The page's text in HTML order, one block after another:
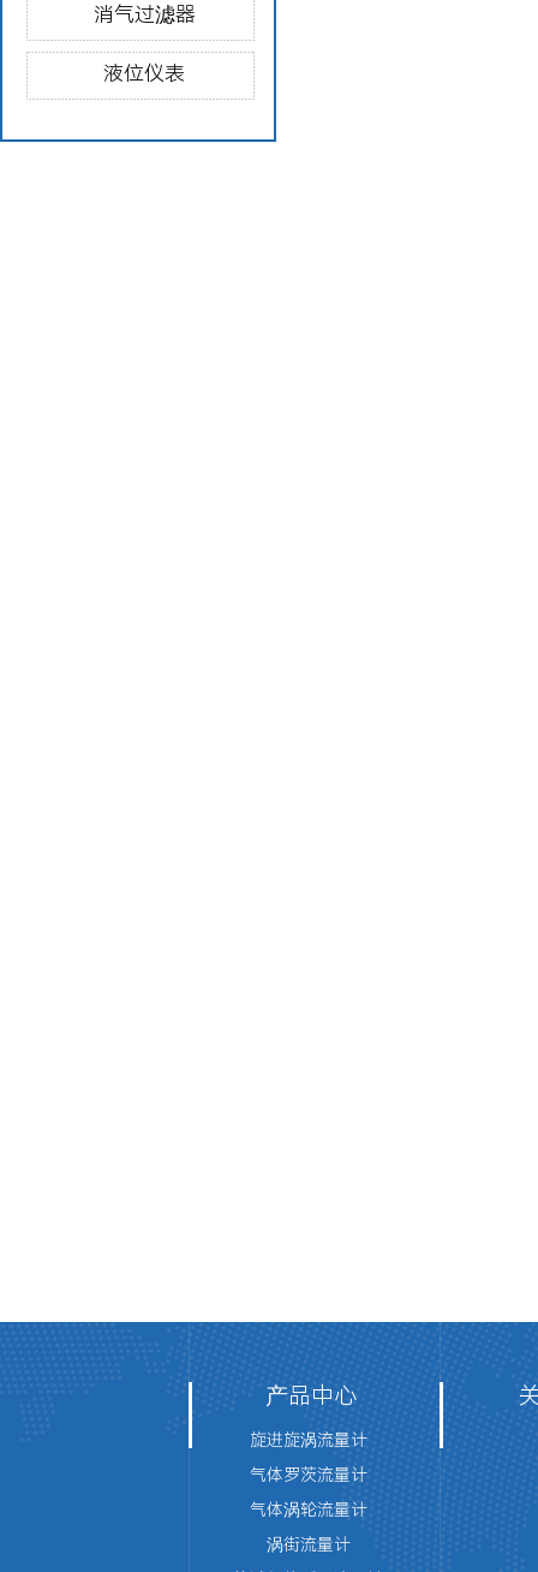
消气过滤器
液位仪表
产品中心
旋进旋涡流量计
气体罗茨流量计
气体涡轮流量计
涡街流量计